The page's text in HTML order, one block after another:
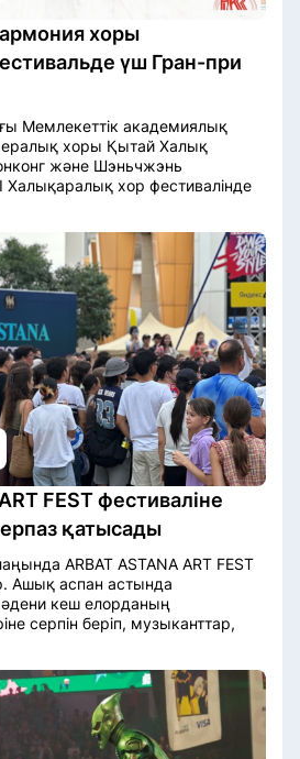
хоры
үш Гран-при
Мемлекеттік академиялық
хоры Қытай Халық
және Шэньчжэнь
Халықаралық хор фестивалінде
FEST фестиваліне
қатысады
ARBAT ASTANA ART FEST
Ашық аспан астында
кеш елорданың
серпін беріп, музыканттар,